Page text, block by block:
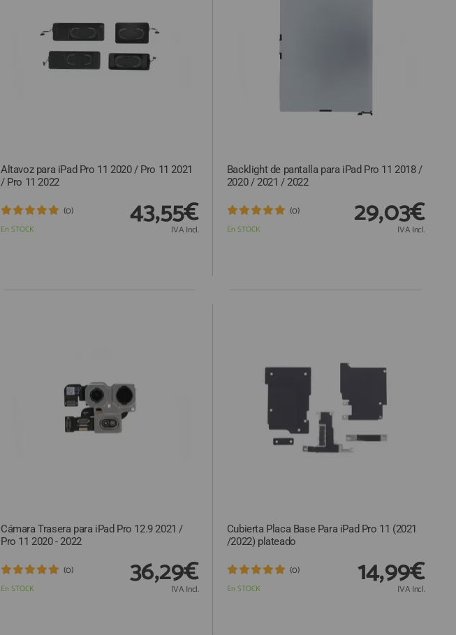
Altavoz para iPad Pro 11 2020 / Pro 11 2021
/ Pro 11 2022
En STOCK
(0) 43,55€
IVA Incl.
Backlight de pantalla para iPad Pro 11 2018 /
2020 / 2021 / 2022
En STOCK
(0) 29,03€
IVA Incl.
Cámara Trasera para iPad Pro 12.9 2021 /
Pro 11 2020 - 2022
En STOCK
(0) 36,29€
IVA Incl.
Cubierta Placa Base Para iPad Pro 11 (2021
/2022) plateado
En STOCK
(0) 14,99€
IVA Incl.